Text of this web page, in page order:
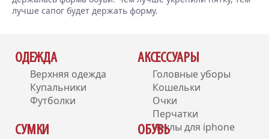
лучше сапог будет держать форму.
ОДЕЖДА
Верхняя одежда
Купальники
Футболки
АКСЕССУАРЫ
Головные уборы
Кошельки
Очки
Перчатки
Чехлы для iphone
СУМКИ ОБУВЬ